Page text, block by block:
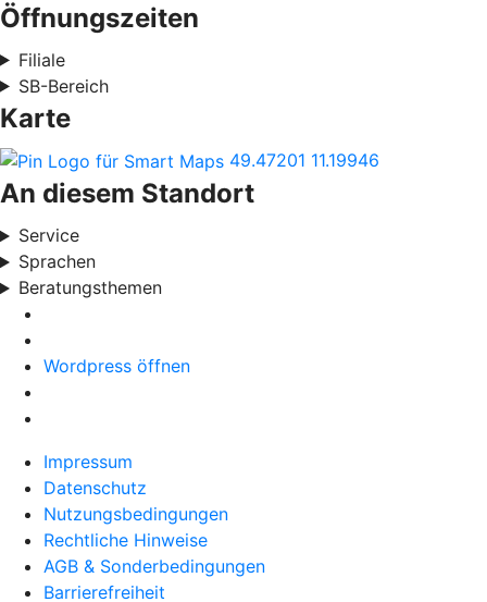
Öffnungszeiten
Filiale
SB-Bereich
Karte
49.47201 11.19946
An diesem Standort
Service
Sprachen
Beratungsthemen
Wordpress öffnen
Impressum
Datenschutz
Nutzungsbedingungen
Rechtliche Hinweise
AGB & Sonderbedingungen
Barrierefreiheit